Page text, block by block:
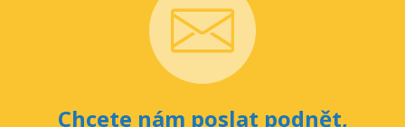
Chcete nám poslat podnět,